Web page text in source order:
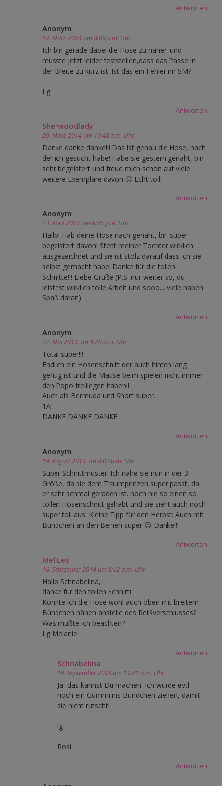
Antworten
Anonym
12. März 2014 um 8:09 a.m. Uhr
Ich bin gerade dabei die Hose zu nähen und
musste jetzt leider feststellen,dass das Passe in
der Breite zu kurz ist. Ist das ein Fehler im SM?
Lg
Antworten
Sherwoodlady
29. März 2014 um 10:48 a.m. Uhr
Danke danke danke!!! Das ist genau die Hose, nach
der ich gesucht habe! Habe sie gestern genäht, bin
sehr begeistert und freue mich schon auf viele
weitere Exemplare davon 🙂 Echt toll!
Antworten
Anonym
23. April 2014 um 6:25 p.m. Uhr
Hallo! Hab deine Hose nach genäht, bin super
begeistert davon! Steht meiner Tochter wirklich
ausgezeichnet und sie ist stolz darauf dass ich sie
selbst gemacht habe! Danke für die tollen
Schnitte!!! Liebe Grüße (P.S. nur weiter so, du
leistest wirklich tolle Arbeit und sooo… viele haben
Spaß daran)
Antworten
Anonym
27. Mai 2014 um 9:20 a.m. Uhr
Total super!!!
Endlich ein Hosenschnitt der auch hinten lang
genug ist und die Mäuse beim spielen nicht immer
den Popo freiliegen haben!!
Auch als Bermuda und Short super.
1A
DANKE DANKE DANKE
Antworten
Anonym
19. August 2014 um 8:02 p.m. Uhr
Super Schnittmuster. Ich nähe sie nun in der 3.
Größe, da sie dem Traumprinzen super passt, da
er sehr schmal geraden ist. noch nie so einen so
tollen Hosenschnitt gehabt und sie sieht auch noch
super toll aus. Kleine Tipp für den Herbst: Auch mit
Bündchen an den Beinen super 😉 Danke!!!
Antworten
Mel Les
16. September 2014 um 8:12 a.m. Uhr
Hallo Schnabelina,
danke für den tollen Schnitt!
Könnte ich die Hose wohl auch oben mit breitem
Bündchen nähen anstelle des Reißverschlusses?
Was müßte ich beachten?
Lg Melanie
Antworten
Schnabelina
19. September 2014 um 11:21 a.m. Uhr
Ja, das kannst Du machen. Ich würde evtl.
noch ein Gummi ins Bündchen ziehen, damit
sie nicht rutscht!
lg
Rosi
Antworten